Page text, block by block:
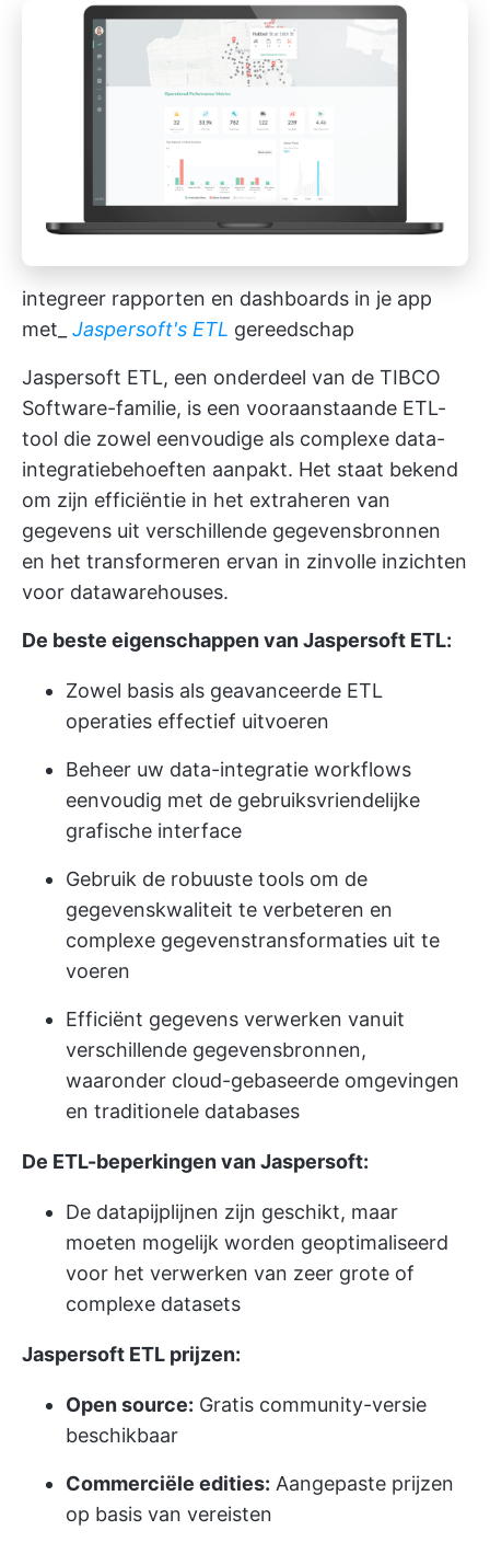
integreer rapporten en dashboards in je app
met_ Jaspersoft's ETL gereedschap
Jaspersoft ETL, een onderdeel van de TIBCO
Software-familie, is een vooraanstaande ETL-
tool die zowel eenvoudige als complexe data-
integratiebehoeften aanpakt. Het staat bekend
om zijn efficiëntie in het extraheren van
gegevens uit verschillende gegevensbronnen
en het transformeren ervan in zinvolle inzichten
voor datawarehouses.
De beste eigenschappen van Jaspersoft ETL:
Zowel basis als geavanceerde ETL
operaties effectief uitvoeren
Beheer uw data-integratie workflows
eenvoudig met de gebruiksvriendelijke
grafische interface
Gebruik de robuuste tools om de
gegevenskwaliteit te verbeteren en
complexe gegevenstransformaties uit te
voeren
Efficiënt gegevens verwerken vanuit
verschillende gegevensbronnen,
waaronder cloud-gebaseerde omgevingen
en traditionele databases
De ETL-beperkingen van Jaspersoft:
De datapijplijnen zijn geschikt, maar
moeten mogelijk worden geoptimaliseerd
voor het verwerken van zeer grote of
complexe datasets
Jaspersoft ETL prijzen:
Open source: Gratis community-versie
beschikbaar
Commerciële edities: Aangepaste prijzen
op basis van vereisten